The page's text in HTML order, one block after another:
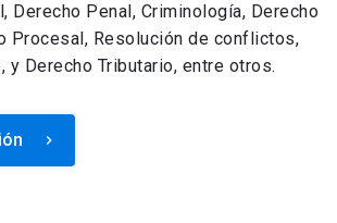
Derecho Penal, Criminología, Derecho
Procesal, Resolución de conflictos,
y Derecho Tributario, entre otros.
keyboard_arrow_right